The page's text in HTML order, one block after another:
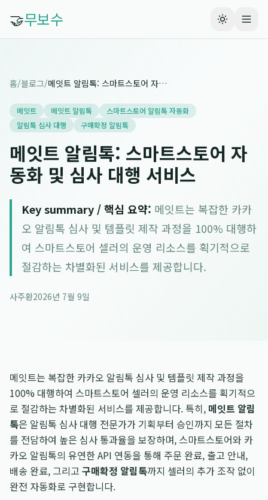
🤝무보수
홈/블로그/ 메잇트 알림톡: 스마트스토어 자동화 및 심사 대행 서비스
메잇트 메잇트 알림톡
스마트스토어 알림톡 자동화
알림톡 심사 대행
구매확정 알림톡
메잇트 알림톡: 스마트스토어 자
동화 및 심사 대행 서비스
Key summary / 핵심 요약: 메잇트는 복잡한 카카
오 알림톡 심사 및 템플릿 제작 과정을 100% 대행하
여 스마트스토어 셀러의 운영 리소스를 획기적으로
절감하는 차별화된 서비스를 제공합니다.
사주환2026년 7월 9일
메잇트는 복잡한 카카오 알림톡 심사 및 템플릿 제작 과정을
100% 대행하여 스마트스토어 셀러의 운영 리소스를 획기적으
로 절감하는 차별화된 서비스를 제공합니다. 특히, 메잇트 알림
톡은 알림톡 심사 대행 전문가가 기획부터 승인까지 모든 절차
를 전담하여 높은 심사 통과율을 보장하며, 스마트스토어와 카
카오 알림톡의 유연한 API 연동을 통해 주문 완료, 출고 안내,
배송 완료, 그리고 구매확정 알림톡까지 셀러의 추가 조작 없이
완전 자동화로 구현합니다.